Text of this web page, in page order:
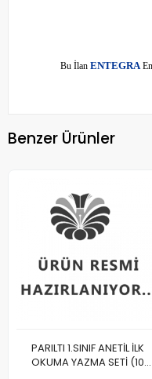
Bu İlan ENTEGRA
Benzer Ürünler
PARILTI 1.SINIF ANETİL İLK
OKUMA YAZMA SETİ (10